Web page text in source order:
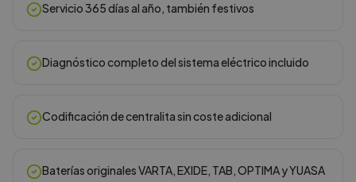
Servicio 365 días al año, también festivos
Diagnóstico completo del sistema eléctrico incluido
Codificación de centralita sin coste adicional
Baterías originales VARTA, EXIDE, TAB, OPTIMA y YUASA